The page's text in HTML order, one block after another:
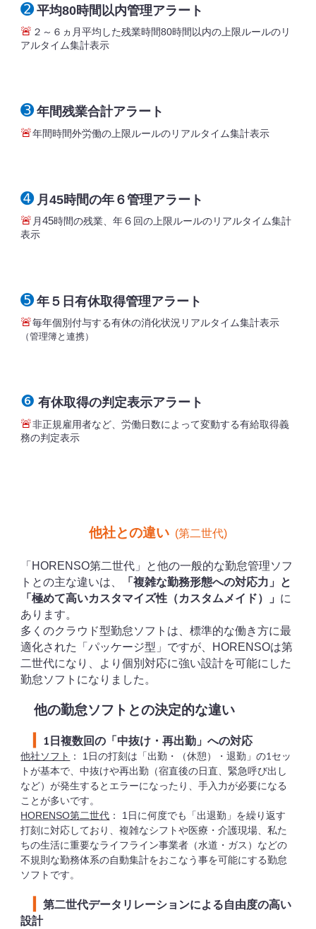
➋平均80時間以内管理アラート
🚨 ２ ～ ６ ヵ月平均した残業時間80時間以内の上限ルールのリ
アルタイム集計表示
➌年間残業合計アラート
🚨年間時間外労働の上限ルールのリアルタイム集計表示
➍ 月45時間の年 ６管理アラート
🚨 月45時間の残業、年６ 回の上限ルールのリアルタイム集計
表示
➎年 ５ 日有休取得管理アラート
🚨毎年個別付与する有休の消化状況リアルタイム集計表示
（管理簿と連携）
❻ 有休取得の判定表示アラート
🚨非正規雇用者など、労働日数によって変動する有給取得義
務の判定表示
他社との違い (第二世代)
「HORENSO第二世代」と他の一般的な勤怠管理ソフ
トとの主な違いは、
「複雑な勤務形態への対応力」と
「極めて高いカスタマイズ性（カスタムメイド）」 に
あります。
多くのクラウド型勤怠ソフトは、標準的な働き方に最
適化された「パッケージ型」ですが、
HORENSOは第
二世代になり、より個別対応に強い設計を可能にした
勤怠ソフトになりました。
他の勤怠ソフトとの決定的な違い
1日複数回の「中抜け・再出勤」への対応
他社ソフト ： 1 日の打刻は「出勤・（休憩）・退勤」の1セッ
トが基本で、中抜けや再出勤（宿直後の日直、緊急呼び出し
など）が発生するとエラーになったり、手入力が必要になる
ことが多いです。
HORENSO第二世代 ： 1 日に何度でも「出退勤」を繰り返す
打刻に対応しており、複雑なシフトや医療・介護現場、私た
ちの生活に重要なライフライン事業者（水道・ガス）などの
不規則な勤務体系の自動集計をおこなう事を可能にする勤怠
ソフトです。
▎第二世代データリレーションによる自由度の高い
設計